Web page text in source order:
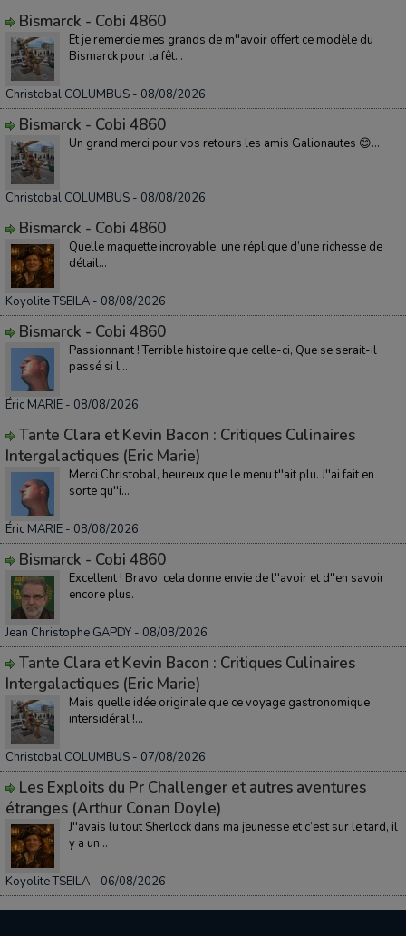
Bismarck - Cobi 4860
Et je remercie mes grands de m''avoir offert ce modèle du
Bismarck pour la fêt...
Christobal COLUMBUS - 08/08/2026
Bismarck - Cobi 4860
Un grand merci pour vos retours les amis Galionautes 😊...
Christobal COLUMBUS - 08/08/2026
Bismarck - Cobi 4860
Quelle maquette incroyable, une réplique d’une richesse de
détail...
Koyolite TSEILA - 08/08/2026
Bismarck - Cobi 4860
Passionnant ! Terrible histoire que celle-ci, Que se serait-il
passé si l...
Éric MARIE - 08/08/2026
Tante Clara et Kevin Bacon : Critiques Culinaires
Intergalactiques (Eric Marie)
Merci Christobal, heureux que le menu t''ait plu. J''ai fait en
sorte qu''i...
Éric MARIE - 08/08/2026
Bismarck - Cobi 4860
Excellent ! Bravo, cela donne envie de l''avoir et d''en savoir
encore plus.
Jean Christophe GAPDY - 08/08/2026
Tante Clara et Kevin Bacon : Critiques Culinaires
Intergalactiques (Eric Marie)
Mais quelle idée originale que ce voyage gastronomique
intersidéral !...
Christobal COLUMBUS - 07/08/2026
Les Exploits du Pr Challenger et autres aventures
étranges (Arthur Conan Doyle)
J''avais lu tout Sherlock dans ma jeunesse et c’est sur le tard, il
y a un...
Koyolite TSEILA - 06/08/2026